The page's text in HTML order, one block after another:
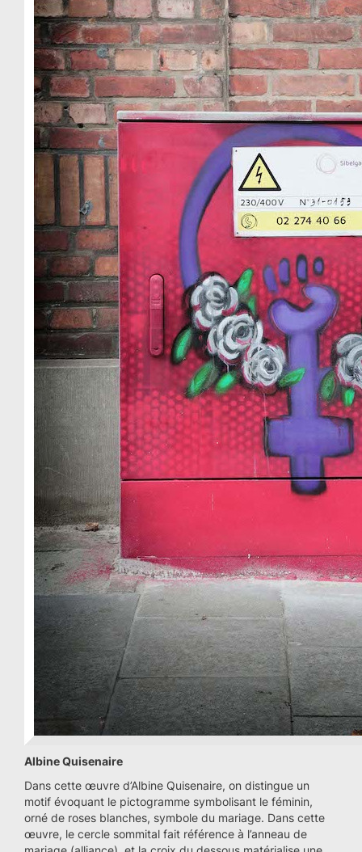
Albine Quisenaire
Dans cette œuvre d’Albine Quisenaire, on distingue un
motif évoquant le pictogramme symbolisant le féminin,
orné de roses blanches, symbole du mariage. Dans cette
œuvre, le cercle sommital fait référence à l’anneau de